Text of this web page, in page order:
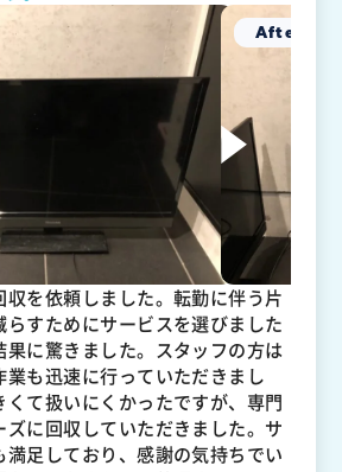
収を依頼しました。転勤に伴う片
すためにサービスを選びました
果に驚きました。スタッフの方は
も迅速に行っていただきまし
くて扱いにくかったですが、専門
ズに回収していただきました。サ
満足しており、感謝の気持ちでい